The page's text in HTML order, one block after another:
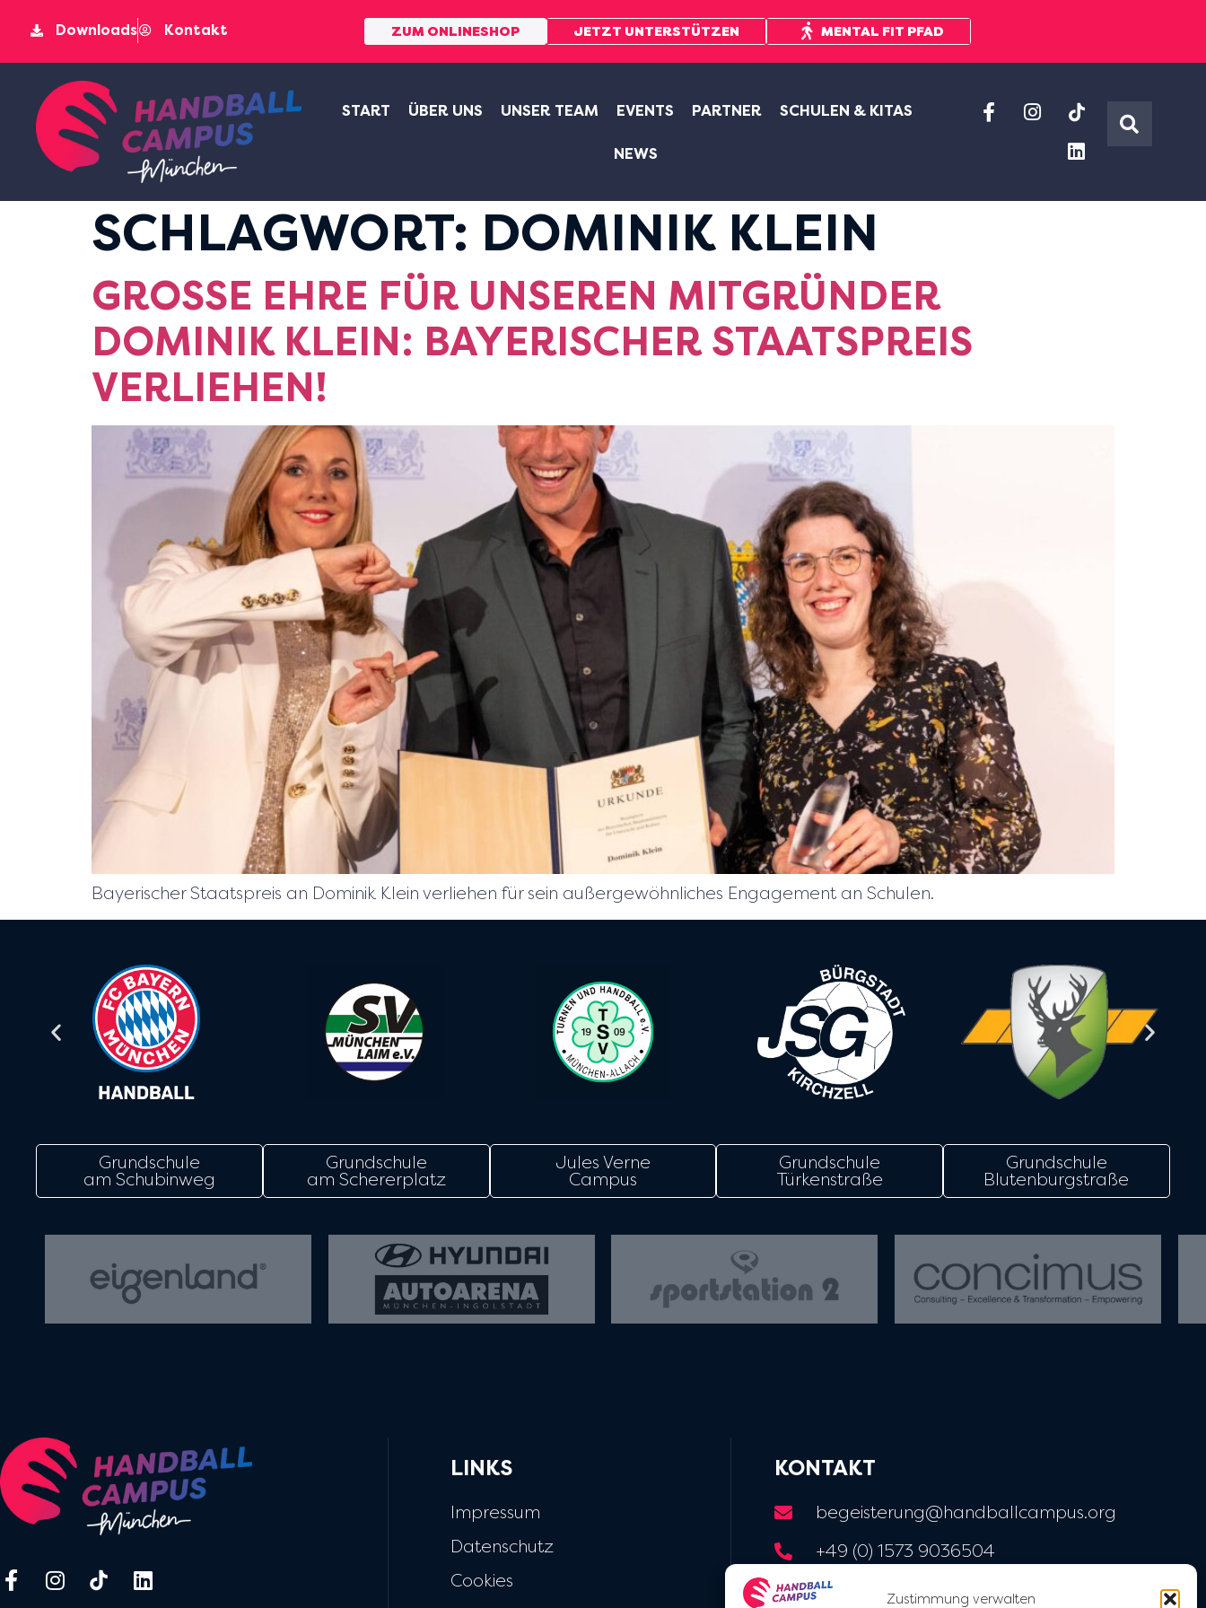
Zustimmung verwalten
Downloads Kontakt ZUM ONLINESHOP JETZT UNTERSTÜTZEN MENTAL FIT PFAD
START ÜBER UNS UNSER TEAM EVENTS PARTNER SCHULEN & KITAS
NEWS
SCHLAGWORT: DOMINIK KLEIN
GROSSE EHRE FÜR UNSEREN MITGRÜNDER D
OMINIK KLEIN: BAYERISCHER STAATSPREIS V
ERLIEHEN!
Bayerischer Staatspreis an Dominik Klein verliehen für sein außergewöhnliches Engagement an Schulen.
Grundschule
am Schubinweg
Grundschule
am Schererplatz
Jules Verne
Campus
Grundschule
Türkenstraße
Grundschule
Blutenburgstraße
LINKS
Impressum
Datenschutz
Cookies
KONTAKT
begeisterung@handballcampus.org
+49 (0) 1573 9036504
Widenmayerstraße 28